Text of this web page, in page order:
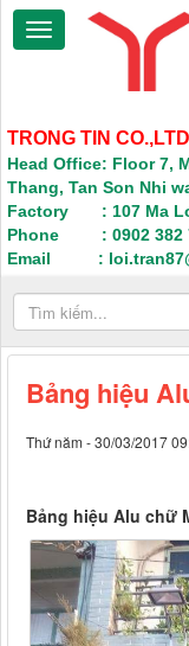
TRONG TIN CO.,LTD
Head Office: Floor 7,
Thang, Tan Son Nhi
Factory : 107 Ma
Phone : 0902 382
Email :
Bảng hiệu
Thứ năm - 30/03/2017
Bảng hiệu Alu chữ